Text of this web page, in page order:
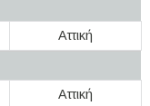
Αττική
Αττική